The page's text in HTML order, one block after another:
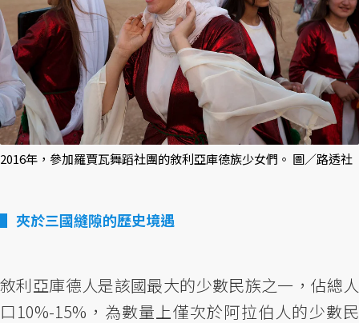
2016年，參加羅賈瓦舞蹈社團的敘利亞庫德族少女們。 圖／路透社
夾於三國縫隙的歷史境遇
敘利亞庫德人是該國最大的少數民族之一，佔總人
口10%-15%，為數量上僅次於阿拉伯人的少數民